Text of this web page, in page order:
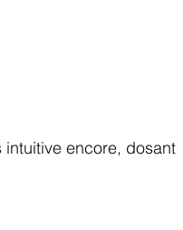
intuitive encore, dosant